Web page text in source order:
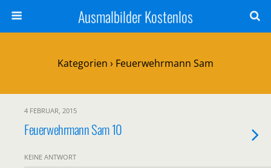
Ausmalbilder Kostenlos
Kategorien › Feuerwehrmann Sam
4 FEBRUAR, 2015
Feuerwehrmann Sam 10
KEINE ANTWORT